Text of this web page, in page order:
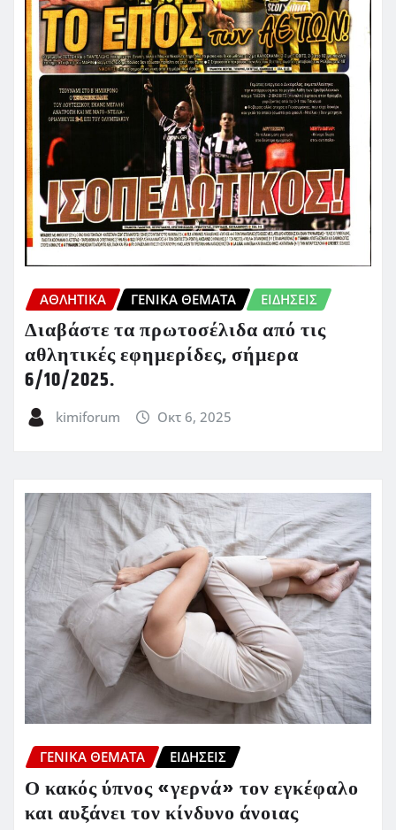
ΑΘΛΗΤΙΚΑ ΓΕΝΙΚΑ ΘΕΜΑΤΑ ΕΙΔΗΣΕΙΣ
Διαβάστε τα πρωτοσέλιδα από τις
αθλητικές εφημερίδες, σήμερα
6/10/2025.
kimiforum Οκτ 6, 2025
ΓΕΝΙΚΑ ΘΕΜΑΤΑ ΕΙΔΗΣΕΙΣ
Ο κακός ύπνος «γερνά» τον εγκέφαλο
και αυξάνει τον κίνδυνο άνοιας